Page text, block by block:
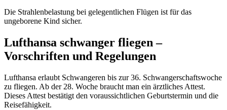
Die Strahlenbelastung bei gelegentlichen Flügen ist für das
ungeborene Kind sicher.
Lufthansa schwanger fliegen –
Vorschriften und Regelungen
Lufthansa erlaubt Schwangeren bis zur 36. Schwangerschaftswoche
zu fliegen. Ab der 28. Woche braucht man ein ärztliches Attest.
Dieses Attest bestätigt den voraussichtlichen Geburtstermin und die
Reisefähigkeit.